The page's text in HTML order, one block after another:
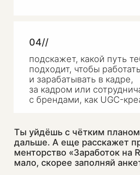
ИП Трофимова А. А. ИНН
282604543634 ОГРН
321280100018640
easy4marketing@yandex.ru
Политика обработки персональных данных
Согласие на обработку файлов cookie
Пользовательское соглашение